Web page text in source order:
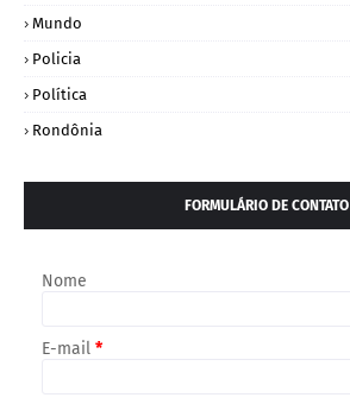
Mundo
Policia
Política
Rondônia
FORMULÁRIO DE CONTATO
Nome
E-mail *